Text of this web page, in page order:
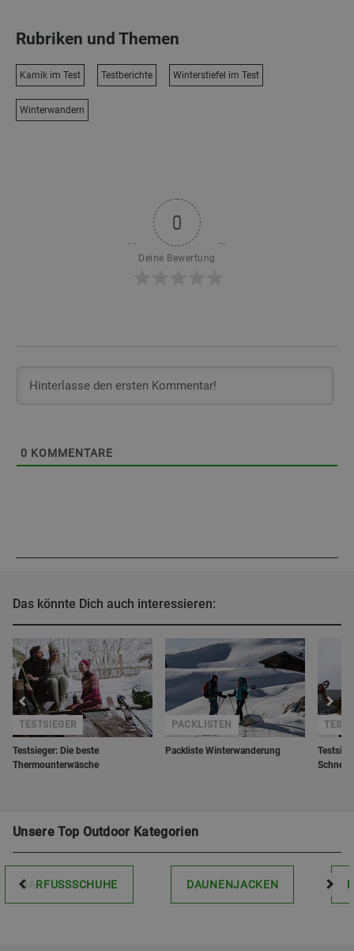
Rubriken und Themen
Kamik im Test Testberichte Winterstiefel im Test
Winterwandern
0
Deine Bewertung
0 KOMMENTARE
Das könnte Dich auch interessieren:
Testsieger: Die beste
Thermounterwäsche
TESTSIEGER
Packliste Winterwanderung
PACKLISTEN
Unsere Top Outdoor Kategorien
BARFUSSSCHUHE DAUNENJACKEN